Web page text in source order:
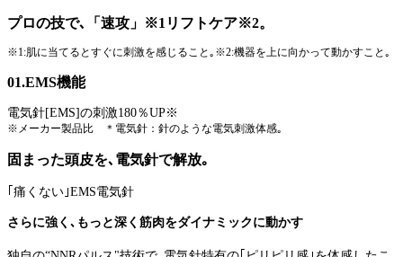
プロの技で､「速攻」※1リフトケア※2。
※1:肌に当てるとすぐに刺激を感じること｡※2:機器を上に向かって動かすこと｡
01.EMS機能
電気針[EMS]の刺激180％UP※
※メーカー製品比 ＊電気針：針のような電気刺激体感｡
固まった頭皮を､電気針で解放｡
｢痛くない｣EMS電気針
さらに強く､もっと深く筋肉をダイナミックに動かす